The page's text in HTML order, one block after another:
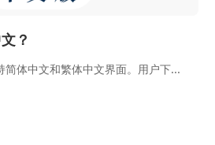
？
体中文和繁体中文界面。用户下...